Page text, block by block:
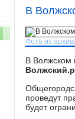
В
Фото из
В Волжском
проведут
будет